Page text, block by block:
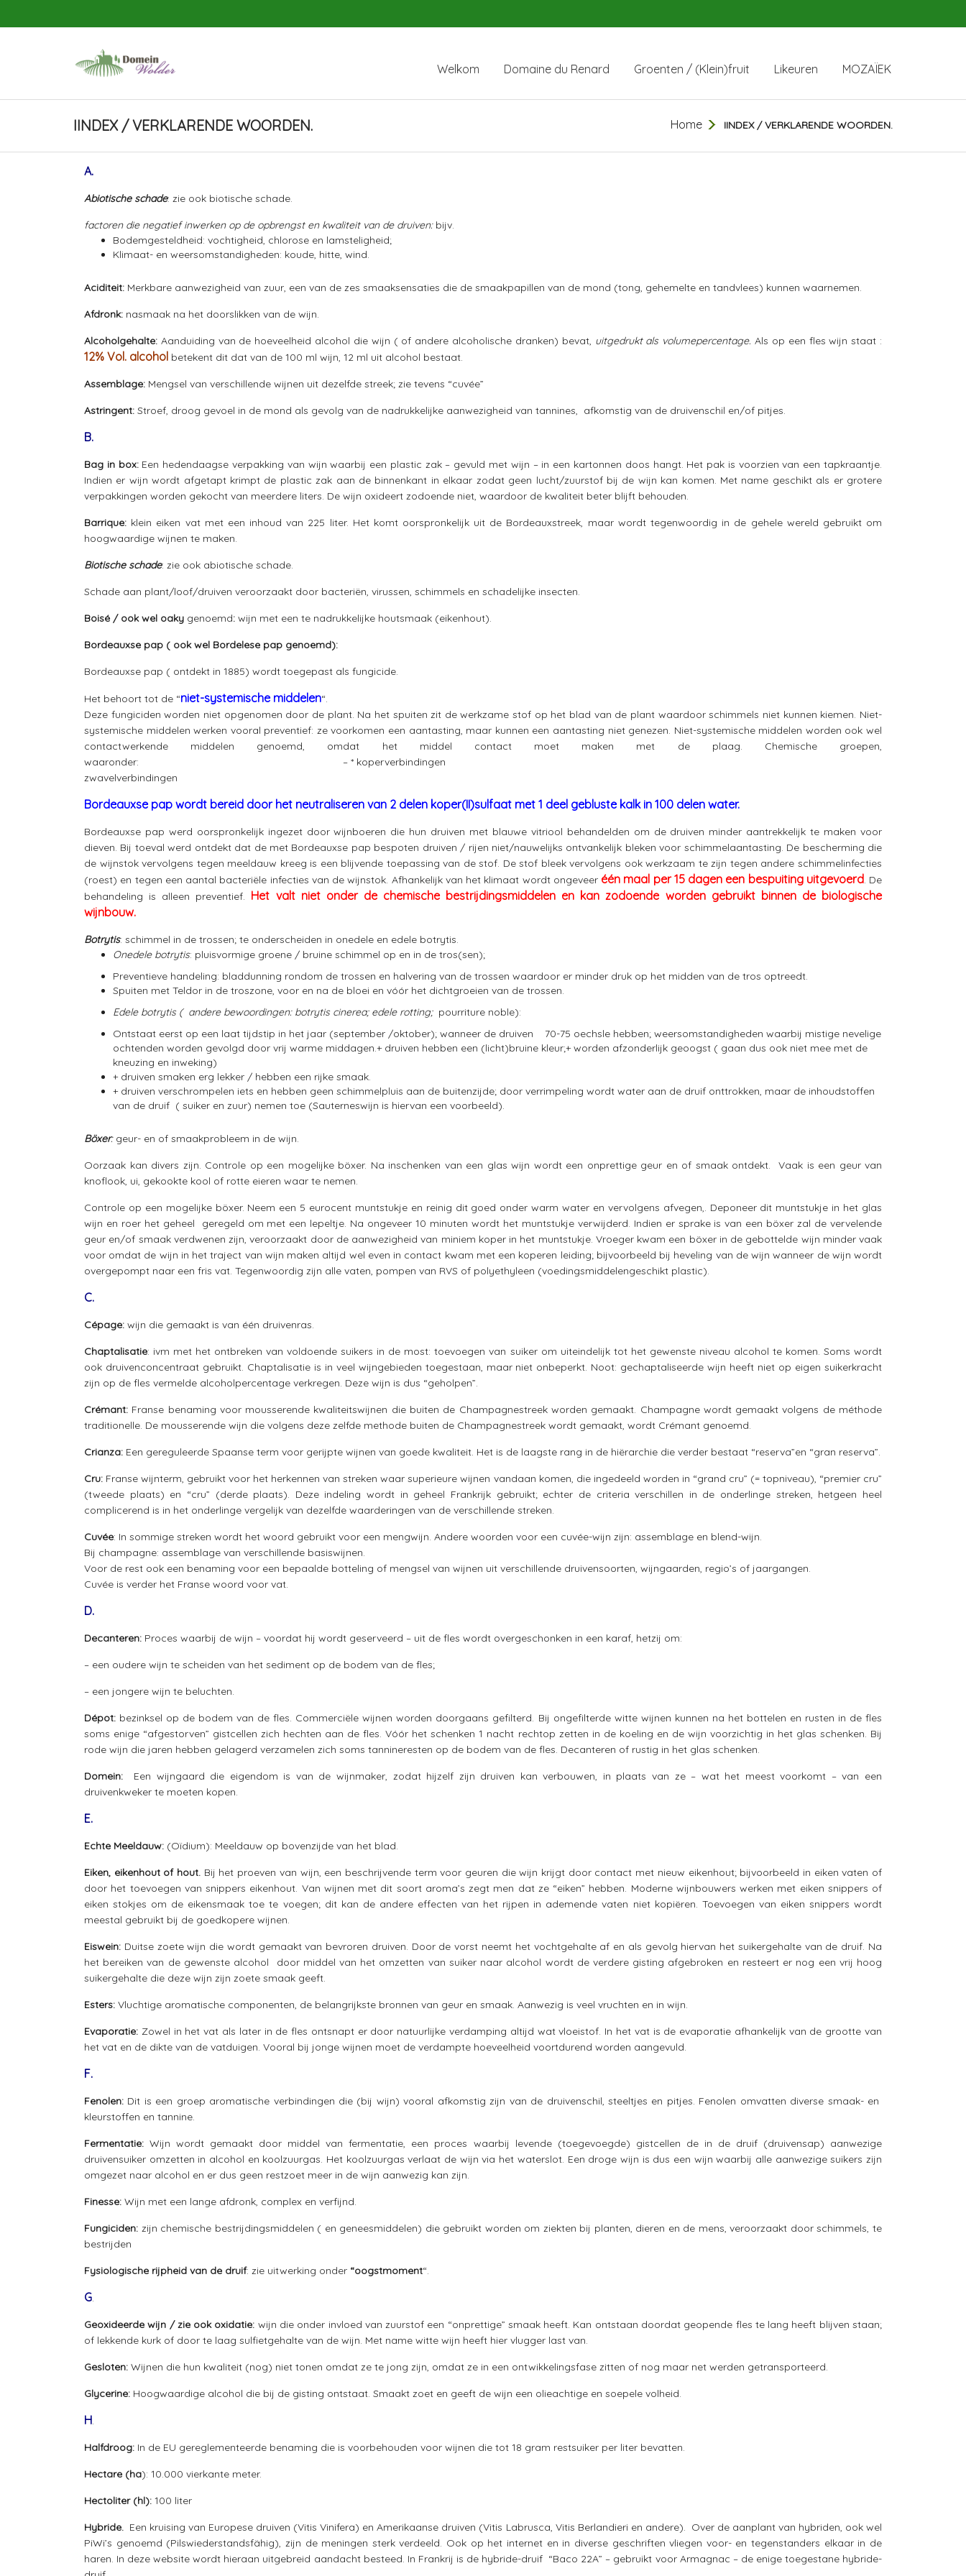
Welkom Domaine du Renard Groenten / (Klein)fruit Likeuren MOZAÏEK
IINDEX / VERKLARENDE WOORDEN. Home IINDEX / VERKLARENDE WOORDEN.
A.
Abiotische schade: zie ook biotische schade.
factoren die negatief inwerken op de opbrengst en kwaliteit van de druiven: bijv.
Bodemgesteldheid: vochtigheid, chlorose en lamsteligheid;
Klimaat- en weersomstandigheden: koude, hitte, wind.
Aciditeit: Merkbare aanwezigheid van zuur, een van de zes smaaksensaties die de smaakpapillen van de mond (tong, gehemelte en tandvlees) kunnen waarnemen.
Afdronk: nasmaak na het doorslikken van de wijn.
Alcoholgehalte: Aanduiding van de hoeveelheid alcohol die wijn ( of andere alcoholische dranken) bevat, uitgedrukt als volumepercentage.Als op een fles wijn staat :
12% Vol. alcohol betekent dit dat van de 100 ml wijn, 12 ml uit alcohol bestaat.
Assemblage: Mengsel van verschillende wijnen uit dezelfde streek; zie tevens “cuvée”
Astringent: Stroef, droog gevoel in de mond als gevolg van de nadrukkelijke aanwezigheid van tannines, afkomstig van de druivenschil en/of pitjes.
B.
Bag in box: Een hedendaagse verpakking van wijn waarbij een plastic zak – gevuld met wijn – in een kartonnen doos hangt. Het pak is voorzien van een tapkraantje.
Indien er wijn wordt afgetapt krimpt de plastic zak aan de binnenkant in elkaar zodat geen lucht/zuurstof bij de wijn kan komen. Met name geschikt als er grotere
verpakkingen worden gekocht van meerdere liters. De wijn oxideert zodoende niet, waardoor de kwaliteit beter blijft behouden.
Barrique: klein eiken vat met een inhoud van 225 liter. Het komt oorspronkelijk uit de Bordeauxstreek, maar wordt tegenwoordig in de gehele wereld gebruikt om
hoogwaardige wijnen te maken.
Biotische schade: zie ook abiotische schade.
Schade aan plant/loof/druiven veroorzaakt door bacteriën, virussen, schimmels en schadelijke insecten.
Boisé / ook wel oaky genoemd: wijn met een te nadrukkelijke houtsmaak (eikenhout).
Bordeauxse pap ( ook wel Bordelese pap genoemd):
Bordeauxse pap ( ontdekt in 1885) wordt toegepast als fungicide.
Het behoort tot de “niet-systemische middelen“.
Deze fungiciden worden niet opgenomen door de plant. Na het spuiten zit de werkzame stof op het blad van de plant waardoor schimmels niet kunnen kiemen. Niet-
systemische middelen werken vooral preventief: ze voorkomen een aantasting, maar kunnen een aantasting niet genezen. Niet-systemische middelen worden ook wel
contactwerkende middelen genoemd, omdat het middel contact moet maken met de plaag. Chemische groepen,
waaronder: – * koperverbindingen
zwavelverbindingen
Bordeauxse pap wordt bereid door het neutraliseren van 2 delen koper(II)sulfaat met 1 deel gebluste kalk in 100 delen water.
Bordeauxse pap werd oorspronkelijk ingezet door wijnboeren die hun druiven met blauwe vitriool behandelden om de druiven minder aantrekkelijk te maken voor
dieven. Bij toeval werd ontdekt dat de met Bordeauxse pap bespoten druiven / rijen niet/nauwelijks ontvankelijk bleken voor schimmelaantasting. De bescherming die
de wijnstok vervolgens tegen meeldauw kreeg is een blijvende toepassing van de stof. De stof bleek vervolgens ook werkzaam te zijn tegen andere schimmelinfecties
(roest) en tegen een aantal bacteriële infecties van de wijnstok. Afhankelijk van het klimaat wordt ongeveer één maal per 15 dagen een bespuiting uitgevoerd. De
behandeling is alleen preventief. Het valt niet onder de chemische bestrijdingsmiddelen en kan zodoende worden gebruikt binnen de biologische
wijnbouw.
Botrytis: schimmel in de trossen; te onderscheiden in onedele en edele botrytis.
Onedele botrytis: pluisvormige groene / bruine schimmel op en in de tros(sen);
Preventieve handeling: bladdunning rondom de trossen en halvering van de trossen waardoor er minder druk op het midden van de tros optreedt.
Spuiten met Teldor in de troszone, voor en na de bloei en vóór het dichtgroeien van de trossen.
Edele botrytis ( andere bewoordingen: botrytis cinerea; edele rotting;pourriture noble):
Ontstaat eerst op een laat tijdstip in het jaar (september /oktober); wanneer de druiven 70-75 oechsle hebben; weersomstandigheden waarbij mistige nevelige
ochtenden worden gevolgd door vrij warme middagen.+ druiven hebben een (licht)bruine kleur;+ worden afzonderlijk geoogst ( gaan dus ook niet mee met de
kneuzing en inweking)
+ druiven smaken erg lekker / hebben een rijke smaak.
+ druiven verschrompelen iets en hebben geen schimmelpluis aan de buitenzijde; door verrimpeling wordt water aan de druif onttrokken, maar de inhoudstoffen
van de druif ( suiker en zuur) nemen toe (Sauterneswijn is hiervan een voorbeeld).
Böxer:geur- en of smaakprobleem in de wijn.
Oorzaak kan divers zijn. Controle op een mogelijke böxer. Na inschenken van een glas wijn wordt een onprettige geur en of smaak ontdekt. Vaak is een geur van
knoflook, ui, gekookte kool of rotte eieren waar te nemen.
Controle op een mogelijke böxer. Neem een 5 eurocent muntstukje en reinig dit goed onder warm water en vervolgens afvegen,. Deponeer dit muntstukje in het glas
wijn en roer het geheel geregeld om met een lepeltje. Na ongeveer 10 minuten wordt het muntstukje verwijderd. Indien er sprake is van een böxer zal de vervelende
geur en/of smaak verdwenen zijn, veroorzaakt door de aanwezigheid van miniem koper in het muntstukje. Vroeger kwam een böxer in de gebottelde wijn minder vaak
voor omdat de wijn in het traject van wijn maken altijd wel even in contact kwam met een koperen leiding; bijvoorbeeld bij heveling van de wijn wanneer de wijn wordt
overgepompt naar een fris vat. Tegenwoordig zijn alle vaten, pompen van RVS of polyethyleen (voedingsmiddelengeschikt plastic).
C.
Cépage: wijn die gemaakt is van één druivenras.
Chaptalisatie: ivm met het ontbreken van voldoende suikers in de most: toevoegen van suiker om uiteindelijk tot het gewenste niveau alcohol te komen. Soms wordt
ook druivenconcentraat gebruikt. Chaptalisatie is in veel wijngebieden toegestaan, maar niet onbeperkt. Noot: gechaptaliseerde wijn heeft niet op eigen suikerkracht
zijn op de fles vermelde alcoholpercentage verkregen. Deze wijn is dus “geholpen”.
Crémant: Franse benaming voor mousserende kwaliteitswijnen die buiten de Champagnestreek worden gemaakt. Champagne wordt gemaakt volgens de méthode
traditionelle. De mousserende wijn die volgens deze zelfde methode buiten de Champagnestreek wordt gemaakt, wordt Crémant genoemd.
Crianza: Een gereguleerde Spaanse term voor gerijpte wijnen van goede kwaliteit. Het is de laagste rang in de hiërarchie die verder bestaat “reserva”en “gran reserva”.
Cru: Franse wijnterm, gebruikt voor het herkennen van streken waar superieure wijnen vandaan komen, die ingedeeld worden in “grand cru” (= topniveau), “premier cru”
(tweede plaats) en “cru” (derde plaats). Deze indeling wordt in geheel Frankrijk gebruikt; echter de criteria verschillen in de onderlinge streken, hetgeen heel
complicerend is in het onderlinge vergelijk van dezelfde waarderingen van de verschillende streken.
Cuvée: In sommige streken wordt het woord gebruikt voor een mengwijn. Andere woorden voor een cuvée-wijn zijn: assemblage en blend-wijn.
Bij champagne: assemblage van verschillende basiswijnen.
Voor de rest ook een benaming voor een bepaalde botteling of mengsel van wijnen uit verschillende druivensoorten, wijngaarden, regio’s of jaargangen.
Cuvée is verder het Franse woord voor vat.
D.
Decanteren: Proces waarbij de wijn – voordat hij wordt geserveerd – uit de fles wordt overgeschonken in een karaf, hetzij om:
– een oudere wijn te scheiden van het sediment op de bodem van de fles;
– een jongere wijn te beluchten.
Dépot: bezinksel op de bodem van de fles. Commerciële wijnen worden doorgaans gefilterd. Bij ongefilterde witte wijnen kunnen na het bottelen en rusten in de fles
soms enige “afgestorven” gistcellen zich hechten aan de fles. Vóór het schenken 1 nacht rechtop zetten in de koeling en de wijn voorzichtig in het glas schenken. Bij
rode wijn die jaren hebben gelagerd verzamelen zich soms tannineresten op de bodem van de fles. Decanteren of rustig in het glas schenken.
Domein:
Een wijngaard die eigendom is van de wijnmaker, zodat hijzelf zijn druiven kan verbouwen, in plaats van ze – wat het meest voorkomt – van een
druivenkweker te moeten kopen.
E.
Echte Meeldauw: (Oïdium): Meeldauw op bovenzijde van het blad.
Eiken, eikenhout of hout. Bij het proeven van wijn, een beschrijvende term voor geuren die wijn krijgt door contact met nieuw eikenhout; bijvoorbeeld in eiken vaten of
door het toevoegen van snippers eikenhout. Van wijnen met dit soort aroma’s zegt men dat ze “eiken” hebben. Moderne wijnbouwers werken met eiken snippers of
eiken stokjes om de eikensmaak toe te voegen; dit kan de andere effecten van het rijpen in ademende vaten niet kopiëren. Toevoegen van eiken snippers wordt
meestal gebruikt bij de goedkopere wijnen.
Eiswein: Duitse zoete wijn die wordt gemaakt van bevroren druiven. Door de vorst neemt het vochtgehalte af en als gevolg hiervan het suikergehalte van de druif. Na
het bereiken van de gewenste alcohol door middel van het omzetten van suiker naar alcohol wordt de verdere gisting afgebroken en resteert er nog een vrij hoog
suikergehalte die deze wijn zijn zoete smaak geeft.
Esters: Vluchtige aromatische componenten, de belangrijkste bronnen van geur en smaak. Aanwezig is veel vruchten en in wijn.
Evaporatie: Zowel in het vat als later in de fles ontsnapt er door natuurlijke verdamping altijd wat vloeistof. In het vat is de evaporatie afhankelijk van de grootte van
het vat en de dikte van de vatduigen. Vooral bij jonge wijnen moet de verdampte hoeveelheid voortdurend worden aangevuld.
F.
Fenolen: Dit is een groep aromatische verbindingen die (bij wijn) vooral afkomstig zijn van de druivenschil, steeltjes en pitjes. Fenolen omvatten diverse smaak- en
kleurstoffen en tannine.
Fermentatie:Wijn wordt gemaakt door middel van fermentatie, een proces waarbij levende (toegevoegde) gistcellen de in de druif (druivensap) aanwezige
druivensuiker omzetten in alcohol en koolzuurgas. Het koolzuurgas verlaat de wijn via het waterslot. Een droge wijn is dus een wijn waarbij alle aanwezige suikers zijn
omgezet naar alcohol en er dus geen restzoet meer in de wijn aanwezig kan zijn.
Finesse: Wijn met een lange afdronk, complex en verfijnd.
Fungiciden: zijn chemische bestrijdingsmiddelen ( en geneesmiddelen) die gebruikt worden om ziekten bij planten, dieren en de mens, veroorzaakt door schimmels, te
bestrijden
Fysiologische rijpheid van de druif: zie uitwerking onder “oogstmoment“.
G.
Geoxideerde wijn / zie ook oxidatie: wijn die onder invloed van zuurstof een “onprettige” smaak heeft. Kan ontstaan doordat geopende fles te lang heeft blijven staan;
of lekkende kurk of door te laag sulfietgehalte van de wijn. Met name witte wijn heeft hier vlugger last van.
Gesloten: Wijnen die hun kwaliteit (nog) niet tonen omdat ze te jong zijn, omdat ze in een ontwikkelingsfase zitten of nog maar net werden getransporteerd.
Glycerine: Hoogwaardige alcohol die bij de gisting ontstaat. Smaakt zoet en geeft de wijn een olieachtige en soepele volheid.
H.
Halfdroog: In de EU gereglementeerde benaming die is voorbehouden voor wijnen die tot 18 gram restsuiker per liter bevatten.
Hectare (ha): 10.000 vierkante meter.
Hectoliter (hl): 100 liter
Hybride. Een kruising van Europese druiven (Vitis Vinifera) en Amerikaanse druiven (Vitis Labrusca, Vitis Berlandieri en andere). Over de aanplant van hybriden, ook wel
PiWi’s genoemd (Pilswiederstandsfähig), zijn de meningen sterk verdeeld. Ook op het internet en in diverse geschriften vliegen voor- en tegenstanders elkaar in de
haren. In deze website wordt hieraan uitgebreid aandacht besteed. In Frankrij is de hybride-druif “Baco 22A” – gebruikt voor Armagnac – de enige toegestane hybride-